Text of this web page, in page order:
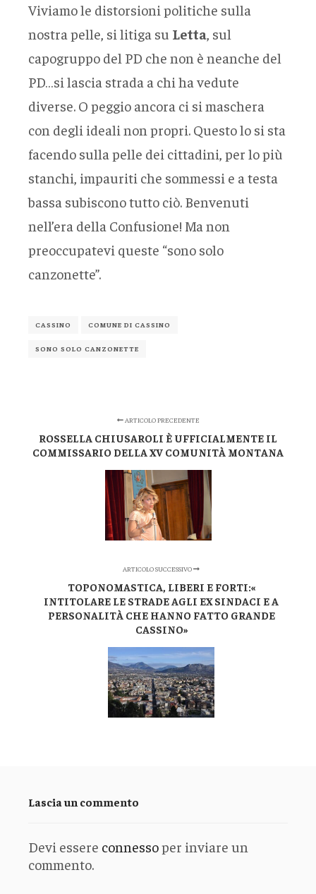
Viviamo le distorsioni politiche sulla
nostra pelle, si litiga su Letta, sul
capogruppo del PD che non è neanche del
PD…si lascia strada a chi ha vedute
diverse. O peggio ancora ci si maschera
con degli ideali non propri. Questo lo si sta
facendo sulla pelle dei cittadini, per lo più
stanchi, impauriti che sommessi e a testa
bassa subiscono tutto ciò. Benvenuti
nell’era della Confusione! Ma non
preoccupatevi queste “sono solo
canzonette”.
CASSINO COMUNE DI CASSINO
SONO SOLO CANZONETTE
ARTICOLO PRECEDENTE
ROSSELLA CHIUSAROLI È UFFICIALMENTE IL
COMMISSARIO DELLA XV COMUNITÀ MONTANA
ARTICOLO SUCCESSIVO
TOPONOMASTICA, LIBERI E FORTI:«
INTITOLARE LE STRADE AGLI EX SINDACI E A
PERSONALITÀ CHE HANNO FATTO GRANDE
CASSINO»
Lascia un commento
Devi essere connessoper inviare un
commento.